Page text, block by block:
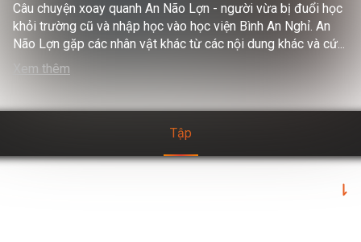
Câu chuyện xoay quanh An Não Lợn - người vừa bị đuổi học
khỏi trường cũ và nhập học vào học viện Bình An Nghỉ. An
Não Lợn gặp các nhân vật khác từ các nội dung khác và cứ...
Xem thêm
tập